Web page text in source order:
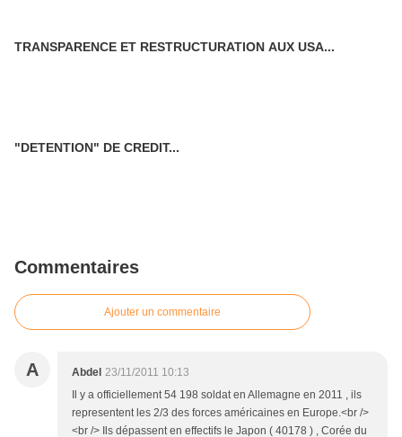
TRANSPARENCE ET RESTRUCTURATION AUX USA...
"DETENTION" DE CREDIT...
Commentaires
Ajouter un commentaire
A Abdel 23/11/2011 10:13
Il y a officiellement 54 198 soldat en Allemagne en 2011 , ils
representent les 2/3 des forces américaines en Europe.<br />
<br /> Ils dépassent en effectifs le Japon ( 40178 ) , Corée du